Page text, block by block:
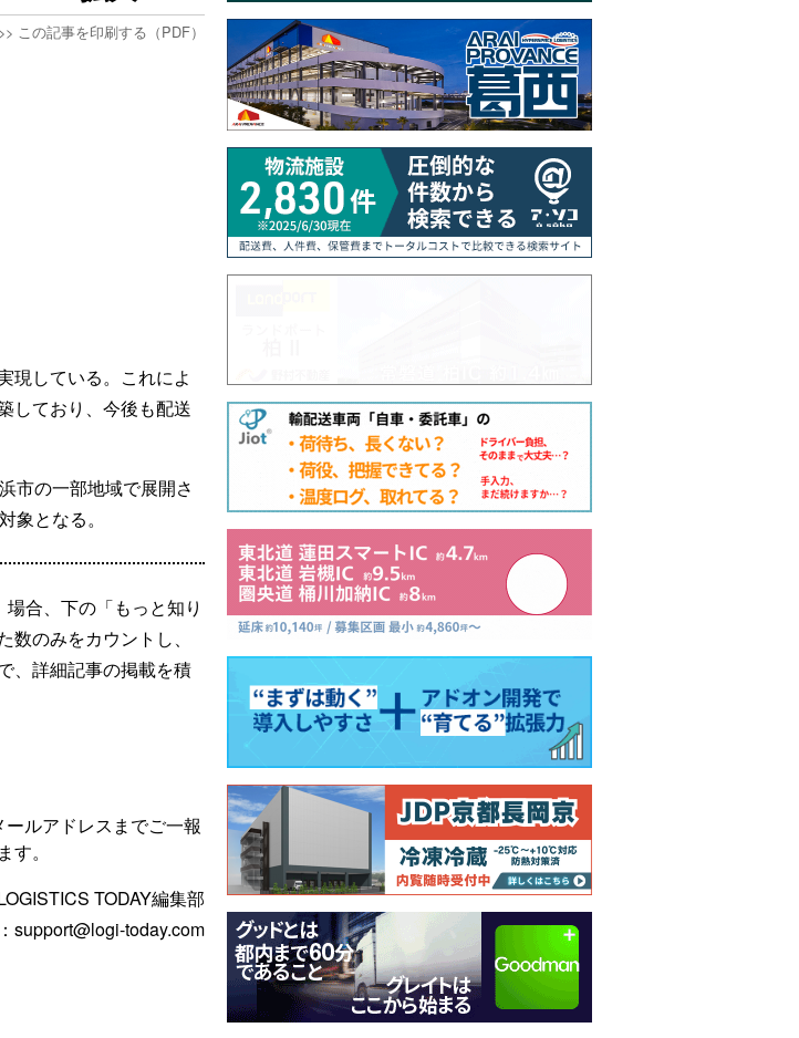
>> この記事を印刷する（PDF）
現している。これによ
しており、今後も配送
市の一部地域で展開さ
象となる。
合、下の「もっと知り
のみをカウントし、
、詳細記事の掲載を積
ルアドレスまでご一報
。
TODAY編集部
support@logi-today.com